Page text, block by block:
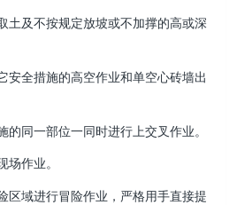
取土及不按规定放坡或不加撑的高或深
安全措施的高空作业和单空心砖墙出
的同一部位一同时进行上交叉作业 。
作业。
区域进行冒险作业，严格用手直接提